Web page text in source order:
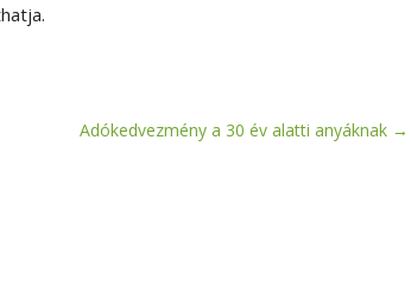
Adókedvezmény a 30 év alatti anyáknak →